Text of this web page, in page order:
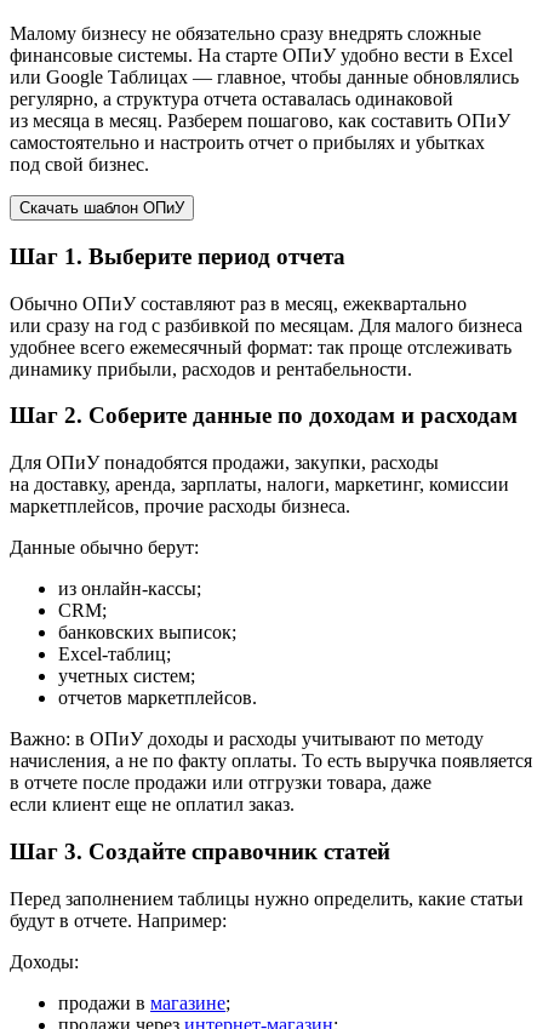
Малому бизнесу не обязательно сразу внедрять сложные
финансовые системы. На старте ОПиУ удобно вести в Excel
или Google Таблицах — главное, чтобы данные обновлялись
регулярно, а структура отчета оставалась одинаковой
из месяца в месяц. Разберем пошагово, как составить ОПиУ
самостоятельно и настроить отчет о прибылях и убытках
под свой бизнес.
Скачать шаблон ОПиУ
Шаг 1. Выберите период отчета
Обычно ОПиУ составляют раз в месяц, ежеквартально
или сразу на год с разбивкой по месяцам. Для малого бизнеса
удобнее всего ежемесячный формат: так проще отслеживать
динамику прибыли, расходов и рентабельности.
Шаг 2. Соберите данные по доходам и расходам
Для ОПиУ понадобятся продажи, закупки, расходы
на доставку, аренда, зарплаты, налоги, маркетинг, комиссии
маркетплейсов, прочие расходы бизнеса.
Данные обычно берут:
из онлайн-кассы;
CRM;
банковских выписок;
Excel-таблиц;
учетных систем;
отчетов маркетплейсов.
Важно: в ОПиУ доходы и расходы учитывают по методу
начисления, а не по факту оплаты. То есть выручка появляется
в отчете после продажи или отгрузки товара, даже
если клиент еще не оплатил заказ.
Шаг 3. Создайте справочник статей
Перед заполнением таблицы нужно определить, какие статьи
будут в отчете. Например:
Доходы:
продажи в магазине;
продажи через интернет-магазин;